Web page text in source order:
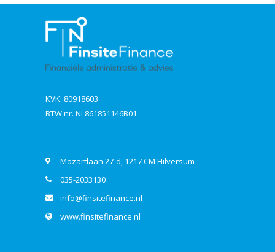
KVK: 80918603
BTW nr. NL861851146B01
Mozartlaan 27-d, 1217 CM Hilversum
035-2033130
info@finsitefinance.nl
www.finsitefinance.nl